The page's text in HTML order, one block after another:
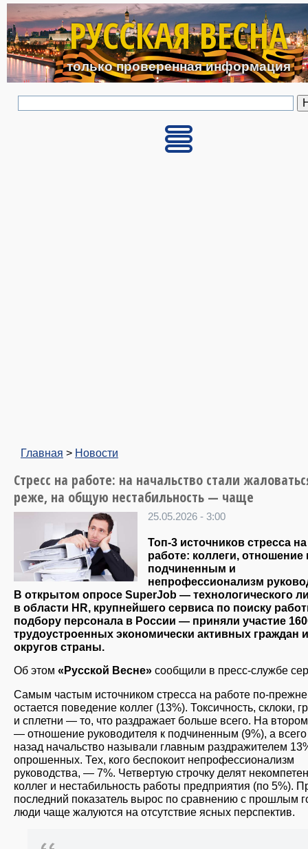
Перейти к основному
РУССКАЯ ВЕСНА
только проверенная информация
Главная > Новости
Стресс на работе: на начальство стали
реже, на общую нестабильность — чаще
25.05.2026 - 3:00
Топ-3 источников стресса на
работе: коллеги, отношение
подчиненным и
непрофессионализм
В открытом опросе SuperJob — технологического
в области HR, крупнейшего сервиса по поиску
подбору персонала в России — приняли участие
трудоустроенных экономически активных граждан
округов страны.
Об этом «Русской Весне» сообщили в пресс-службе
Самым частым источником стресса на работе по-
остается поведение коллег (13%). Токсичность, склоки,
и сплетни — то, что раздражает больше всего. На
— отношение руководителя к подчиненным (9%), а всего
назад начальство называли главным раздражителем
опрошенных. Тех, кого беспокоит непрофессионализм
руководства, — 7%. Четвертую строчку делят
коллег и нестабильность работы предприятия (по 5%).
последний показатель вырос по сравнению с прошлым
люди чаще жалуются на отсутствие ясных перспектив.